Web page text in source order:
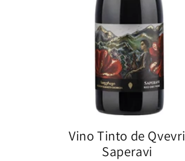
Vino Tinto de Qvevri
Saperavi